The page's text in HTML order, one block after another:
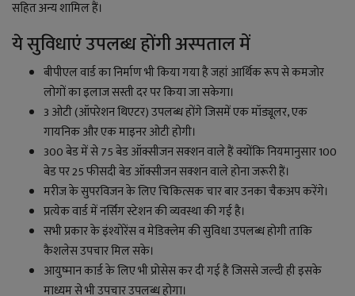
सहित अन्य शामिल हैं।
ये सुविधाएं उपलब्ध होंगी अस्पताल में
बीपीएल वार्ड का निर्माण भी किया गया है जहां आर्थिक रूप से कमजोर
लोगों का इलाज सस्ती दर पर किया जा सकेगा।
3 ओटी (ऑपरेशन थिएटर) उपलब्ध होंगे जिसमें एक मॉड्यूलर, एक
गायनिक और एक माइनर ओटी होगी।
300 बेड में से 75 बेड ऑक्सीजन सक्शन वाले हैं क्योंकि नियमानुसार 100
बेड पर 25 फीसदी बेड ऑक्सीजन सक्शन वाले होना जरूरी हैं।
मरीज के सुपरविजन के लिए चिकित्सक चार बार उनका चैकअप करेंगे।
प्रत्येक वार्ड में नर्सिंग स्टेशन की व्यवस्था की गई है।
सभी प्रकार के इंश्योरेंस व मेडिक्लेम की सुविधा उपलब्ध होगी ताकि
कैशलेस उपचार मिल सके।
आयुष्मान कार्ड के लिए भी प्रोसेस कर दी गई है जिससे जल्दी ही इसके
माध्यम से भी उपचार उपलब्ध होगा।